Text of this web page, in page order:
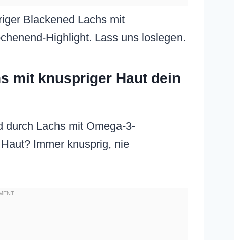
Blackened Lachs mit
Highlight. Lass uns loslegen.
mit knuspriger Haut dein
durch Lachs mit Omega-3-
Immer knusprig, nie